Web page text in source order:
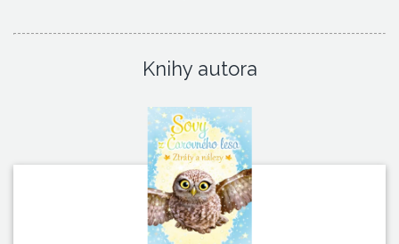
Knihy autora